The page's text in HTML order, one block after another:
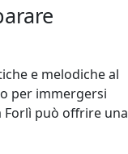
e melodiche al
per immergersi
Forlì può offrire una